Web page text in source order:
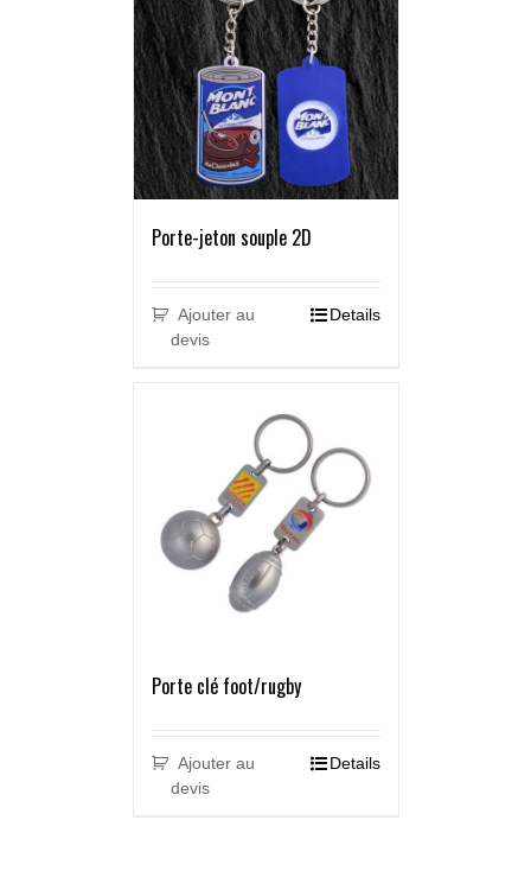
Porte-jeton souple 2D
Ajouter au
devis
Details
Porte clé foot/rugby
Ajouter au
devis
Details